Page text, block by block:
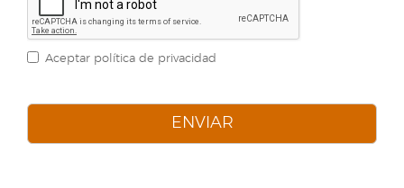
Aceptar política de privacidad
ENVIAR